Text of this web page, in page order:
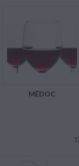
MÉDOC